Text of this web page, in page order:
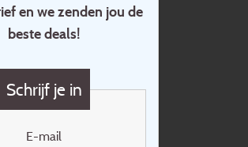
en we zenden jou de
beste deals!
Schrijf je in
E-mail
Home
Contact
Vragen?
Cadeaubon
Nieuwsbrief